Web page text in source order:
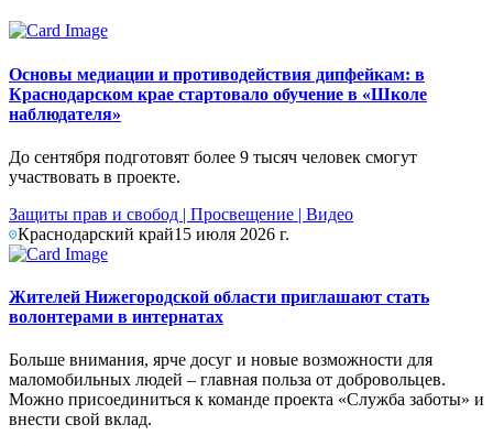
Основы медиации и противодействия дипфейкам: в
Краснодарском крае стартовало обучение в «Школе
наблюдателя»
До сентября подготовят более 9 тысяч человек смогут
участвовать в проекте.
Защиты прав и свобод | Просвещение | Видео
Краснодарский край15 июля 2026 г.
Жителей Нижегородской области приглашают стать
волонтерами в интернатах
Больше внимания, ярче досуг и новые возможности для
маломобильных людей – главная польза от добровольцев.
Можно присоединиться к команде проекта «Служба заботы» и
внести свой вклад.